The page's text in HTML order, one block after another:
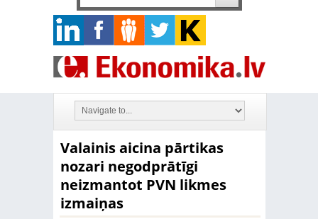
Valainis aicina pārtikas
nozari negodprātīgi
neizmantot PVN likmes
izmaiņas